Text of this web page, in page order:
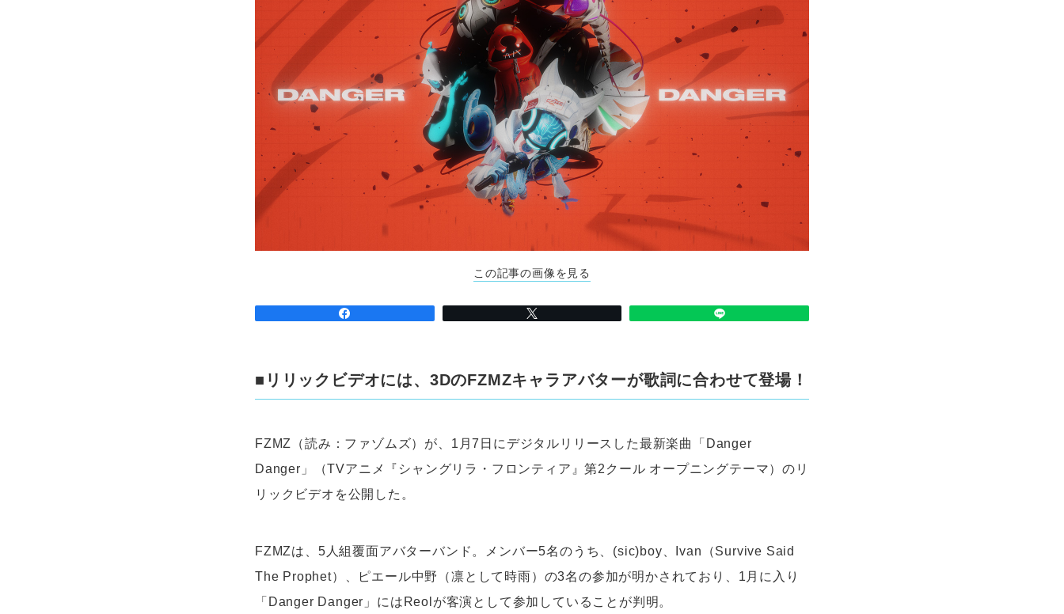
この記事の画像を見る
■リリックビデオには、3DのFZMZキャラアバターが歌詞に合わせて登場！
FZMZ（読み：ファゾムズ）が、1月7日にデジタルリリースした最新楽曲「Danger
Danger」（TVアニメ『シャングリラ・フロンティア』第2クール オープニングテーマ）のリ
リックビデオを公開した。
FZMZは、5人組覆面アバターバンド。メンバー5名のうち、(sic)boy、Ivan（Survive Said
The Prophet）、ピエール中野（凛として時雨）の3名の参加が明かされており、1月に入り
「Danger Danger」にはReolが客演として参加していることが判明。